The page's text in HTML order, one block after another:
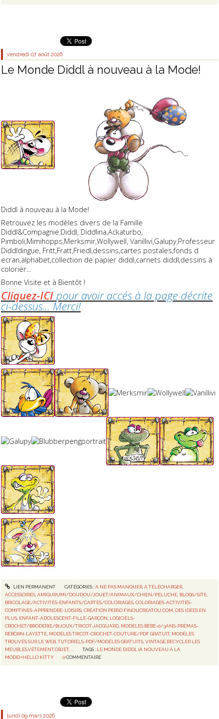
vendredi 07 août 2026
Le Monde Diddl à nouveau à la Mode!
Diddl à nouveau à la Mode!
Retrouvez les modèles divers de la Famille
Diddl&Compagnie:Diddl, Diddlina,Ackaturbo,
Pimboli,Mimihopps,Merksmir,Wollywell, Vanillivi,Galupy,Professeur
Diddldingue, Fritt,Fratt,Friedl,dessins,cartes postales,fonds d
ecran,alphabet,collection de papier diddl,carnets diddl,dessins à
colorier...
Bonne Visite et à Bientôt !
Cliquez-ICI pour avoir accés à la page décrite
ci-dessus... Merci!
LIEN PERMANENT CATÉGORIES :A NE PAS MANQUER, A TÉLÉCHARGER,
ACCESSOIRES ,AMIGURUMI/DOUDOU/JOUET/ANIMAUX/CHIEN/PELUCHE BLOGS/SITE
BRICOLAGE/ACTIVITÉS-ENFANTS/CARTES/COLORIAGES ,COLORIAGES-ACTIVITÉS-
COMPTINES-APPRENDRE-LOISIRS ,CRÉATION PERSO FINOUCREATOU.COM DES IDÉES EN
PLUS ENFANT-ADOLESCENT-FILLE-GARÇON LOGICIELS-
CROCHET/BRODERIE/BIJOUX/TRICOT-JACQUARD MODÈLES BÉBÉ-0/3ANS-PRÉMAS-
REBORN-LAYETTE MODÈLES TRICOT-CROCHET-COUTURE/PDF GRATUIT, MODÈLES
TROUVÉS SUR LE WEB ,TUTORIELS-PDF/MODÈLES GRATUITS ,VINTAGE,RECYCLER LES
MEUBLES,VÊTEMENT,OBJET,....
TAGS : LE MONDE DIDDL (À NOUVEAU À LA
MODE)+HELLO KITTY
0 COMMENTAIRE
lundi 09 mars 2026